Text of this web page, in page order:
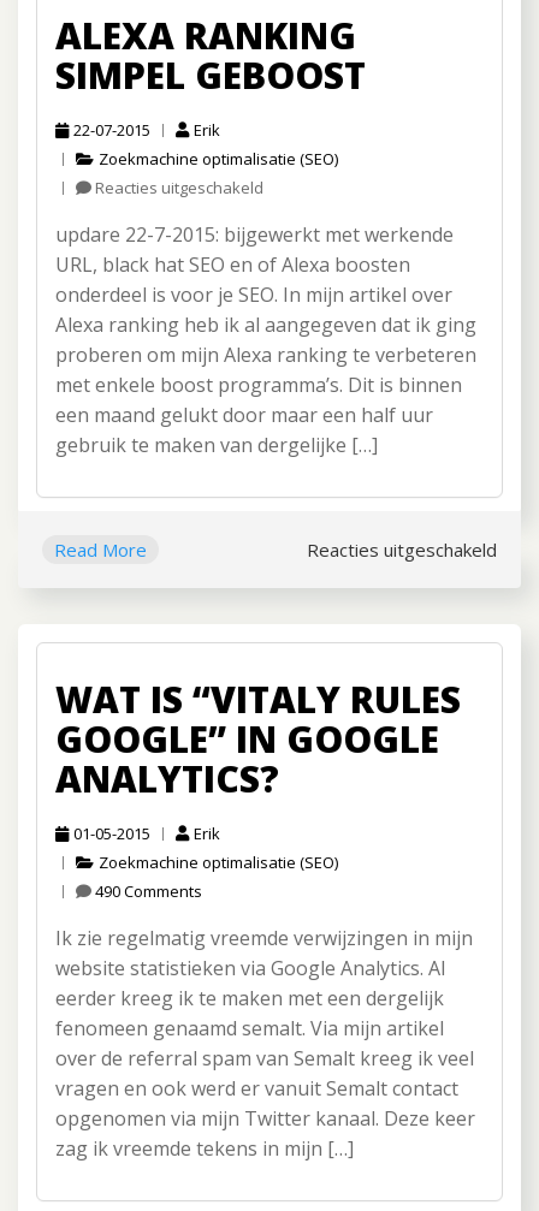
ALEXA RANKING
SIMPEL GEBOOST
22-07-2015
Erik
Zoekmachine optimalisatie (SEO)
Reacties uitgeschakeld
ranking
simpel
geboost
updare 22-7-2015: bijgewerkt met werkende
URL, black hat SEO en of Alexa boosten
onderdeel is voor je SEO. In mijn artikel over
Alexa ranking heb ik al aangegeven dat ik ging
proberen om mijn Alexa ranking te verbeteren
met enkele boost programma’s. Dit is binnen
een maand gelukt door maar een half uur
gebruik te maken van dergelijke […]
Read More Reacties uitgeschakeld
WAT IS “VITALY RULES
GOOGLE” IN GOOGLE
ANALYTICS?
01-05-2015
Erik
Zoekmachine optimalisatie (SEO)
490 Comments
Ik zie regelmatig vreemde verwijzingen in mijn
website statistieken via Google Analytics. Al
eerder kreeg ik te maken met een dergelijk
fenomeen genaamd semalt. Via mijn artikel
over de referral spam van Semalt kreeg ik veel
vragen en ook werd er vanuit Semalt contact
opgenomen via mijn Twitter kanaal. Deze keer
zag ik vreemde tekens in mijn […]